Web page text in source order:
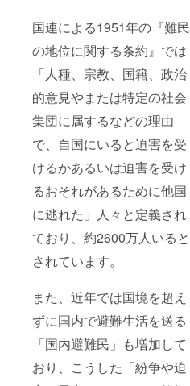
国連による1951年の『難民
の地位に関する条約』では
「人種、宗教、国籍、政治
的意見やまたは特定の社会
集団に属するなどの理由
で、自国にいると迫害を受
けるかあるいは迫害を受け
るおそれがあるために他国
に逃れた」人々と定義され
ており、約2600万人いると
されています。
また、近年では国境を超え
ずに国内で避難生活を送る
「国内避難民」も増加して
おり、こうした「紛争や迫